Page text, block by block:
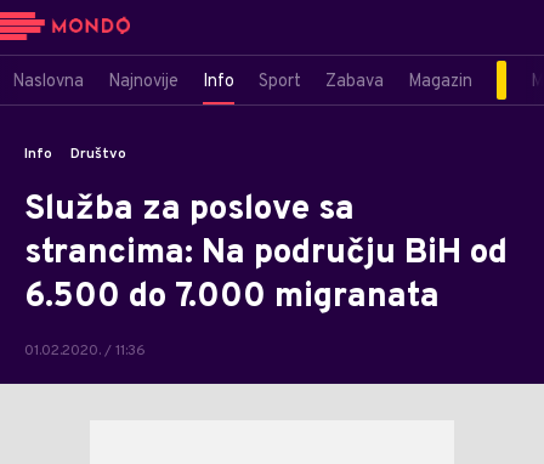
Naslovna Najnovije Info Sport Zabava Magazin
Info Društvo
Služba za poslove sa
strancima: Na području BiH od
6.500 do 7.000 migranata
01.02.2020. / 11:36